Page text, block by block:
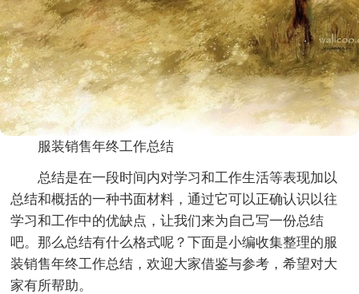
服装销售年终工作总结
总结是在一段时间内对学习和工作生活等表现加以
总结和概括的一种书面材料，通过它可以正确认识以往
学习和工作中的优缺点，让我们来为自己写一份总结
吧。那么总结有什么格式呢？下面是小编收集整理的服
装销售年终工作总结，欢迎大家借鉴与参考，希望对大
家有所帮助。